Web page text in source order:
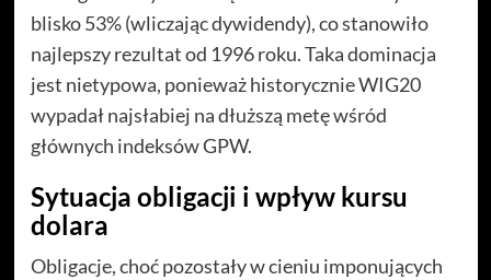
blisko 53% (wliczając dywidendy), co stanowiło
najlepszy rezultat od 1996 roku. Taka dominacja
jest nietypowa, ponieważ historycznie WIG20
wypadał najsłabiej na dłuższą metę wśród
głównych indeksów GPW.
Sytuacja obligacji i wpływ kursu
dolara
Obligacje, choć pozostały w cieniu imponujących